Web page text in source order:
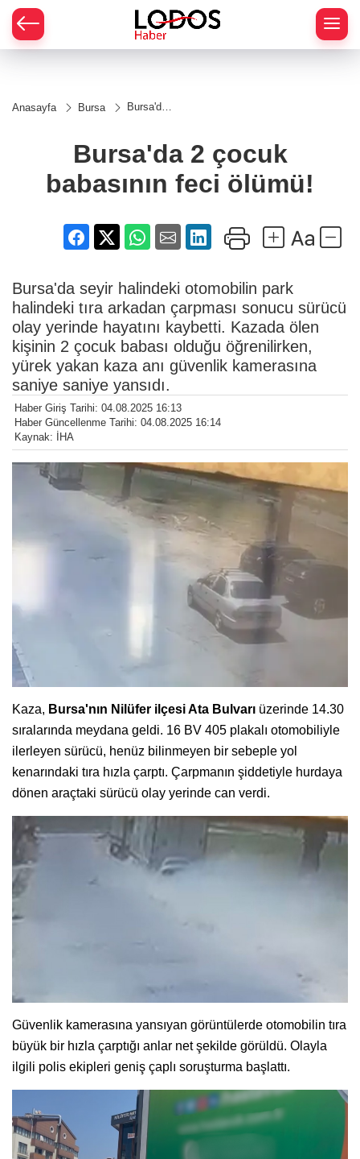
Anasayfa Bursa
Bursa'da
ölümü!
Bursa'da 2 çocuk
babasının feci ölümü!
Bursa'da seyir halindeki otomobilin park
halindeki tıra arkadan çarpması sonucu sürücü
olay yerinde hayatını kaybetti. Kazada ölen
kişinin 2 çocuk babası olduğu öğrenilirken,
yürek yakan kaza anı güvenlik kamerasına
saniye saniye yansıdı.
Haber Giriş Tarihi: 04.08.2025 16:13
Haber Güncellenme Tarihi: 04.08.2025 16:14
Kaynak: İHA
Kaza, Bursa'nın Nilüfer ilçesi Ata Bulvarı üzerinde 14.30
sıralarında meydana geldi. 16 BV 405 plakalı otomobiliyle
ilerleyen sürücü, henüz bilinmeyen bir sebeple yol
kenarındaki tıra hızla çarptı. Çarpmanın şiddetiyle hurdaya
dönen araçtaki sürücü olay yerinde can verdi.
Güvenlik kamerasına yansıyan görüntülerde otomobilin tıra
büyük bir hızla çarptığı anlar net şekilde görüldü. Olayla
ilgili polis ekipleri geniş çaplı soruşturma başlattı.